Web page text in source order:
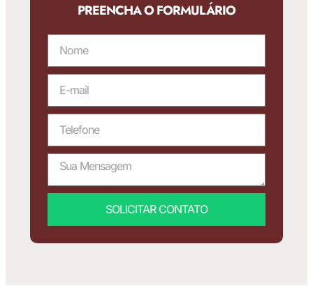
PREENCHA O FORMULÁRIO
SOLICITAR CONTATO